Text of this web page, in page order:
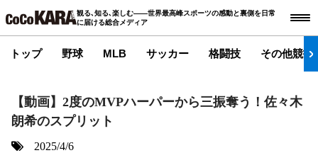
観る､知る､楽しむ――世界最高峰スポーツの感動と裏側を日常
に届ける総合メディア
トップ 野球 MLB サッカー 格闘技 その他競技
【動画】2度のMVPハーパーから三振奪う！佐々木
朗希のスプリット
2025/4/6